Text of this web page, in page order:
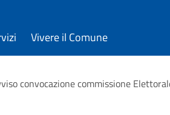
Vivere il Comune
convocazione commissione